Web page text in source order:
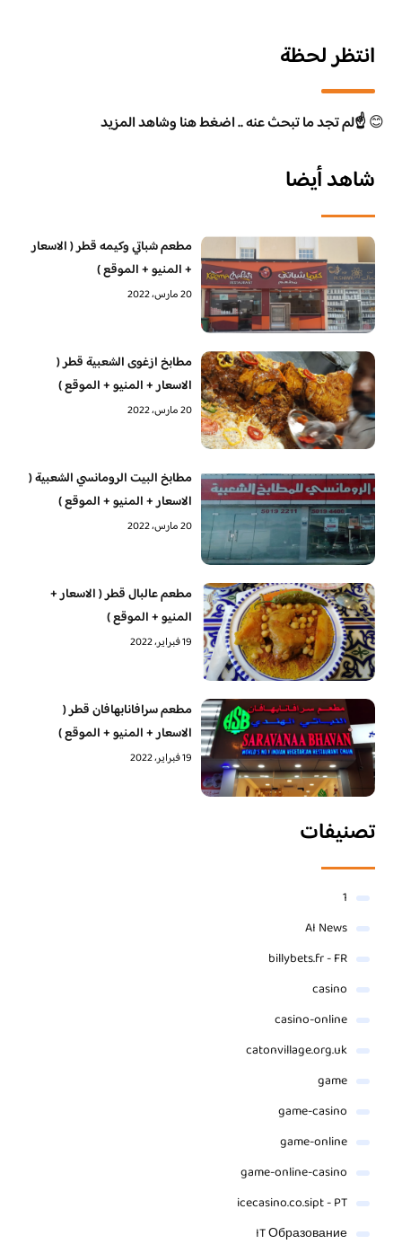
انتظر لحظة
😊☝️لم تجد ما تبحث عنه .. اضغط هنا وشاهد المزيد
شاهد أيضا
مطعم شباتي وكيمه قطر ( الاسعار
+ المنيو + الموقع )
20 مارس، 2022
مطابخ ازغوى الشعبية قطر (
الاسعار + المنيو + الموقع )
20 مارس، 2022
مطابخ البيت الرومانسي الشعبية (
الاسعار + المنيو + الموقع )
20 مارس، 2022
مطعم عالبال قطر ( الاسعار +
المنيو + الموقع )
19 فبراير، 2022
مطعم سرافانابهافان قطر (
الاسعار + المنيو + الموقع )
19 فبراير، 2022
تصنيفات
1
AI News
billybets.fr - FR
casino
casino-online
catonvillage.org.uk
game
game-casino
game-online
game-online-casino
icecasino.co.sipt - PT
IT Образование